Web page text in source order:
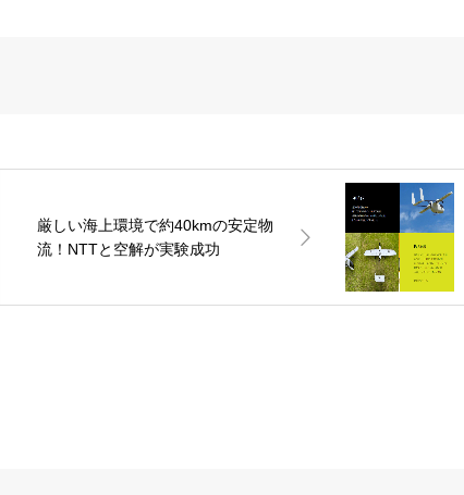
厳しい海上環境で約40kmの安定物
流！NTTと空解が実験成功